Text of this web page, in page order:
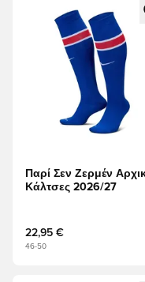
Ανοίγει ένα Modal
Παρί Σεν Ζερμέν
Κάλτσες 2026/27
22,95 €
46-50